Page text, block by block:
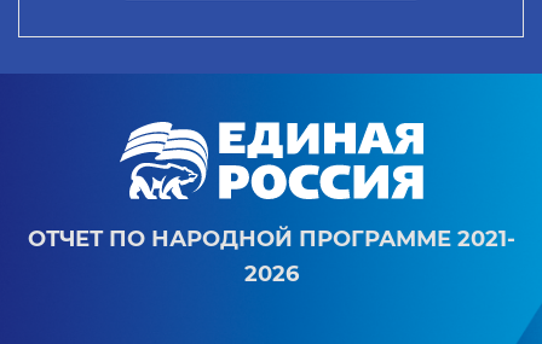
ОТЧЕТ ПО НАРОДНОЙ ПРОГРАММЕ 2021-
2026